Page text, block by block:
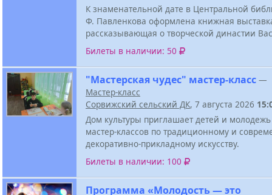
К знаменательной дате в Центральной
Ф. Павленкова оформлена книжная
рассказывающая о творческой династии
Билеты в наличии: 50
"Мастерская чудес" мастер-класс —
Мастер-класс
Сорвижский сельский ДК, 7 августа 2026
Дом культуры приглашает детей и
мастер-классов по традиционному и
декоративно-прикладному искусству.
Билеты в наличии: 100
Программа «Молодость — это